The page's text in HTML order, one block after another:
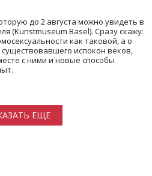
до 2 августа можно увидеть в
(Kunstmuseum Basel). Сразу скажу:
как таковой, а о
испокон веков,
с ними и новые способы
ЕЩЕ